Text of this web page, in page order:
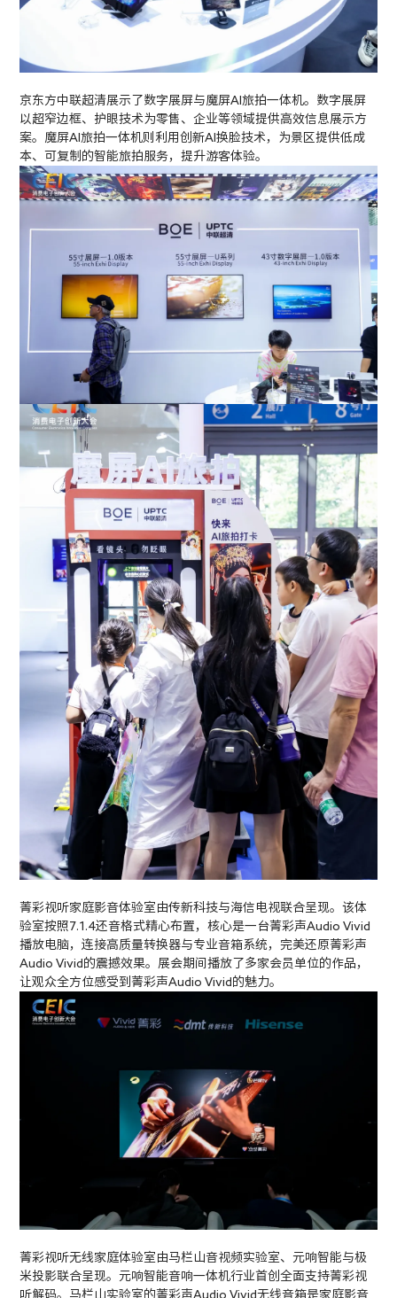
京东方中联超清展示了数字展屏与魔屏AI旅拍一体机。数字展屏
以超窄边框、护眼技术为零售、企业等领域提供高效信息展示方
案。魔屏AI旅拍一体机则利用创新AI换脸技术，为景区提供低成
本、可复制的智能旅拍服务，提升游客体验。
菁彩视听家庭影音体验室由传新科技与海信电视联合呈现。该体
验室按照7.1.4还音格式精心布置，核心是一台菁彩声Audio Vivid
播放电脑，连接高质量转换器与专业音箱系统，完美还原菁彩声
Audio Vivid的震撼效果。展会期间播放了多家会员单位的作品，
让观众全方位感受到菁彩声Audio Vivid的魅力。
菁彩视听无线家庭体验室由马栏山音视频实验室、元响智能与极
米投影联合呈现。元响智能音响一体机行业首创全面支持菁彩视
听解码。马栏山实验室的菁彩声Audio Vivid无线音箱是家庭影音